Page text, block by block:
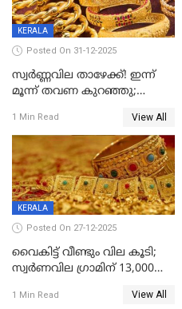
KERALA
Posted On 31-12-2025
സ്വർണ്ണവില താഴേക്ക്! ഇന്ന്
മൂന്ന് തവണ കുറഞ്ഞു;
1 Min Read View All
KERALA
Posted On 27-12-2025
വൈകിട്ട് വീണ്ടും വില കൂടി;
സ്വർണവില ഗ്രാമിന് 13,000
റെക്കോർഡ്
1 Min Read View All